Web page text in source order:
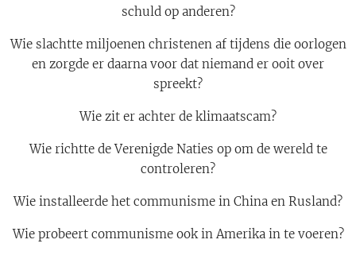
schuld op anderen?
Wie slachtte miljoenen christenen af tijdens die oorlogen
en zorgde er daarna voor dat niemand er ooit over
spreekt?
Wie zit er achter de klimaatscam?
Wie richtte de Verenigde Naties op om de wereld te
controleren?
Wie installeerde het communisme in China en Rusland?
Wie probeert communisme ook in Amerika in te voeren?